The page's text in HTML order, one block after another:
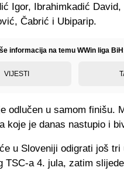
Igor, Ibrahimkadić
Čabrić i Ubiparip.
informacija na temu WWin liga
VIJESTI
odlučen u samom finišu.
koje je danas nastupio i
u Sloveniji odigrati još
TSC-a 4. jula, zatim